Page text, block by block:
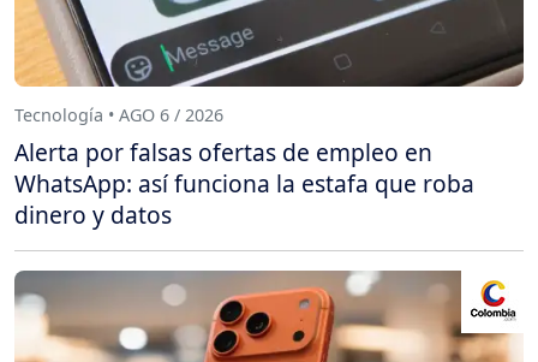
Tecnología • AGO 6 / 2026
Alerta por falsas ofertas de empleo en
WhatsApp: así funciona la estafa que roba
dinero y datos